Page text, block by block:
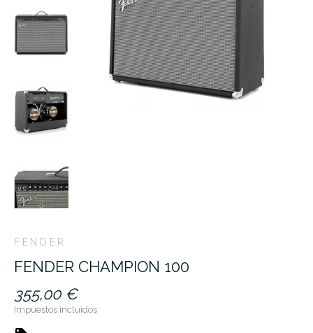
FENDER
FENDER CHAMPION 100
355,00 €
Impuestos incluidos